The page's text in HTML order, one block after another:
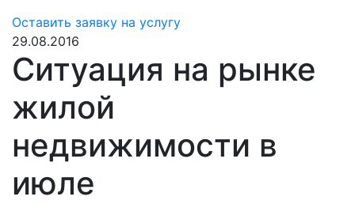
Оставить заявку на услугу
29.08.2016
Ситуация на рынке
жилой
недвижимости в
июле